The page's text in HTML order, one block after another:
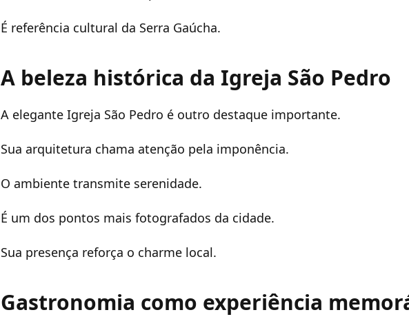
É referência cultural da Serra Gaúcha.
A beleza histórica da Igreja São Pedro
A elegante Igreja São Pedro é outro destaque importante.
Sua arquitetura chama atenção pela imponência.
O ambiente transmite serenidade.
É um dos pontos mais fotografados da cidade.
Sua presença reforça o charme local.
Gastronomia como experiência